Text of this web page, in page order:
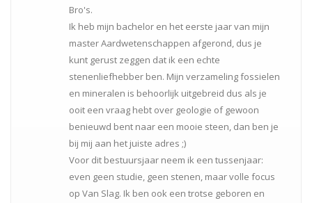
Bro's.
Ik heb mijn bachelor en het eerste jaar van mijn
master Aardwetenschappen afgerond, dus je
kunt gerust zeggen dat ik een echte
stenenliefhebber ben. Mijn verzameling fossielen
en mineralen is behoorlijk uitgebreid dus als je
ooit een vraag hebt over geologie of gewoon
benieuwd bent naar een mooie steen, dan ben je
bij mij aan het juiste adres ;)
Voor dit bestuursjaar neem ik een tussenjaar:
even geen studie, geen stenen, maar volle focus
op Van Slag. Ik ben ook een trotse geboren en